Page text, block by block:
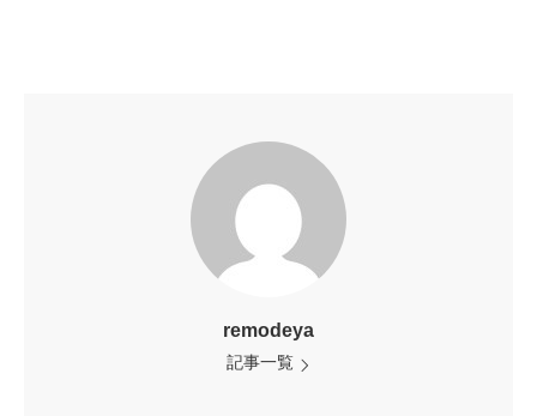
remodeya
記事一覧